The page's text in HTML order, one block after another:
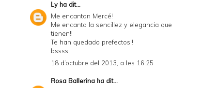
Lyha dit...
Me encantan Mercé!
Me encanta la sencillez y elegancia que
tienen!!
Te han quedado prefectos!!
bssss
18 d’octubre del 2013, a les 16:25
Rosa Ballerina ha dit...